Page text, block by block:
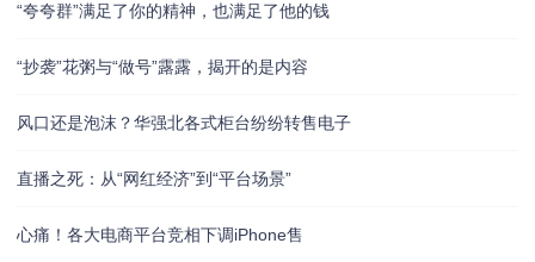
“夸夸群”满足了你的精神，也满足了他的钱
“抄袭”花粥与“做号”露露，揭开的是内容
风口还是泡沫？华强北各式柜台纷纷转售电子
直播之死：从“网红经济”到“平台场景”
心痛！各大电商平台竞相下调iPhone售